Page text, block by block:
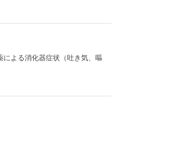
よる消化器症状（吐き気、嘔